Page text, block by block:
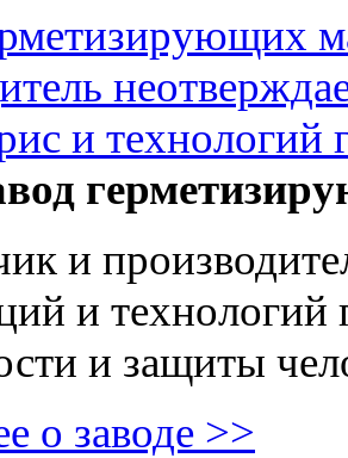
и
и
и защиты
о заводе >>